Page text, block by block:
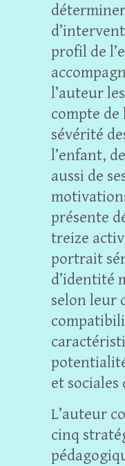
profil de
l’auteur
compte de
sévérité
l’enfant,
aussi de
présente
treize
portrait
d’identité
selon leur
et sociales
L’auteur
cinq